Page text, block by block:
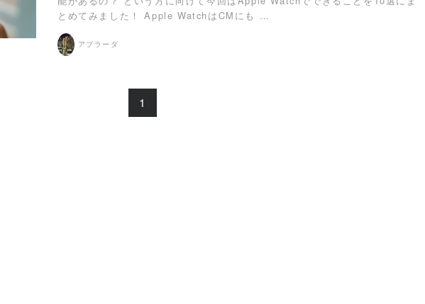
とめてみました！ Apple WatchはCMにも …
アブラーダ
1